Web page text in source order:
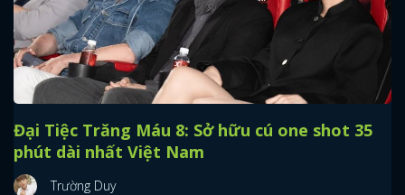
Đại Tiệc Trăng Máu 8: Sở hữu cú one shot 35
phút dài nhất Việt Nam
Trường Duy